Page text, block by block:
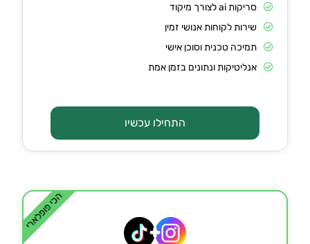
סריקות ai לצורך מיקוד
שירות לקוחות אנושי זמין
תמיכה טכנית וסוכן אישי
אנליטיקות ונתונים בזמן אמת
התחילו עכשיו
הכי פופלארי